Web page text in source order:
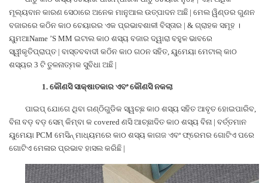
ମୂଲ୍ୟବାନ କାରଣ ସେଠାରେ ଅନେକ ମାନୁଆଲ ଉତ୍ପାଦନ ଅଛି | ମେଲ ୱିଣ୍ଡର ଗୁଣନ
ବଜାରରେ କଠିନ କାଠ ଚେୟାରର ଏକ ପ୍ରଭାବଶାଳୀ ବିସ୍ତାର | & ଗ୍ରାହକ ସମୂହ ।
ୟୁମଆName ’S MM ଇଟାଲ କାଠ ଶସ୍ୟ ବଜାର ଦ୍ୱାରା ବହୁଳ ଭାବରେ
ସ୍ୱୀକୃତିପ୍ରାପ୍ତ | ବାସ୍ତବବାଦୀ କଠିନ କାଠ ଗଠନ ସହିତ, ୟୁମେୟା ମେଟାଲ୍ କାଠ
ଶସ୍ୟର 3 ଟି ତୁଳନାତ୍ମକ ସୁବିଧା ଅଛି |
1. କୌଣସି ସାକ୍ଷାତକାର ଏବଂ କୌଣସି ନକଲା
ପାଇପ୍ ଯୋଗେ ଥିବା ଗଣ୍ଠିଗୁଡିକ ସ୍ୱଚ୍ଛ କାଠ ଶସ୍ୟ ସହିତ ଆବୃତ ହୋଇପାରିବ,
ବିନା ବଡ଼ ବଡ଼ ସେମ୍ କିମ୍ବା କ covered ଣସି ଆଚ୍ଛାଦିତ କାଠ ଶସ୍ୟ ବିନା | ବର୍ତ୍ତମାନ
ୟୁମେୟା PCM ମେସିନ୍ ମାଧ୍ୟମରେ କାଠ ଶସ୍ୟ କାଗଜ ଏବଂ ଫ୍ରେମର ଗୋଟିଏ ପରେ
ଗୋଟିଏ ମେଳାର ପ୍ରଭାବ ହାସଲ କରିଛି |